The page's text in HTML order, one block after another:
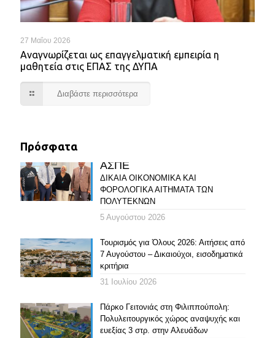
27 Μαΐου 2026
Αναγνωρίζεται ως επαγγελματική εμπειρία η
μαθητεία στις ΕΠΑΣ της ΔΥΠΑ
Διαβάστε περισσότερα
Πρόσφατα
ΑΣΠΕ
ΔΙΚΑΙΑ ΟΙΚΟΝΟΜΙΚΑ ΚΑΙ
ΦΟΡΟΛΟΓΙΚΑ ΑΙΤΗΜΑΤΑ ΤΩΝ
ΠΟΛΥΤΕΚΝΩΝ
5 Αυγούστου 2026
Τουρισμός για Όλους 2026: Αιτήσεις από
7 Αυγούστου – Δικαιούχοι, εισοδηματικά
κριτήρια
31 Ιουλίου 2026
Πάρκο Γειτονιάς στη Φιλιππούπολη:
Πολυλειτουργικός χώρος αναψυχής και
ευεξίας 3 στρ. στην Αλευάδων